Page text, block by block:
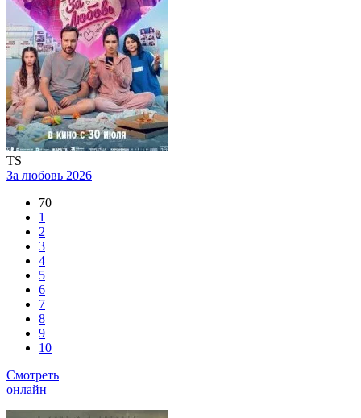
TS
За любовь 2026
70
1
2
3
4
5
6
7
8
9
10
Смотреть
онлайн